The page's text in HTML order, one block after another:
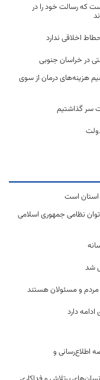
که رسالت خود را در
اخلاقی ندارد
در خراسان جنوبی
هزینه‌های درمان از سوی
سر گذاشتیم
استان است
نظامی جمهوری اسلامی
شد
مردم و مسئولان هستند
دارد
اطلاع‌رسانی و